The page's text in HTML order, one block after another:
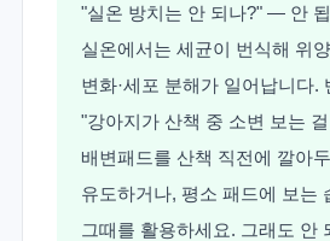
"실온 방치는 안 되나?" — 안
실온에서는 세균이 번식해 위
변화·세포 분해가 일어납니다.
"강아지가 산책 중 소변 보는
배변패드를 산책 직전에 깔아
유도하거나, 평소 패드에 보는
그때를 활용하세요. 그래도 안